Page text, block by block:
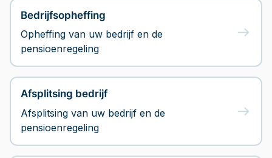
Bedrijfsopheffing
Opheffing van uw bedrijf en de
pensioenregeling
Afsplitsing bedrijf
Afsplitsing van uw bedrijf en de
pensioenregeling